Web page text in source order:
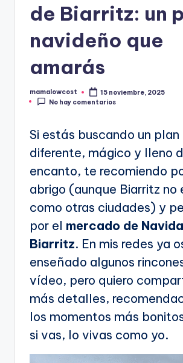
de Biarritz: un
navideño que
amarás
Publicado
por
mamalowcost
15 noviembre, 2025
No hay comentarios
Si estás buscando un
diferente, mágico y lleno
encanto, te recomiendo
abrigo (aunque Biarritz no
como otras ciudades) y
por el mercado de
Biarritz. En mis redes ya
enseñado algunos
vídeo, pero quiero
más detalles,
los momentos más
si vas, lo vivas como yo.